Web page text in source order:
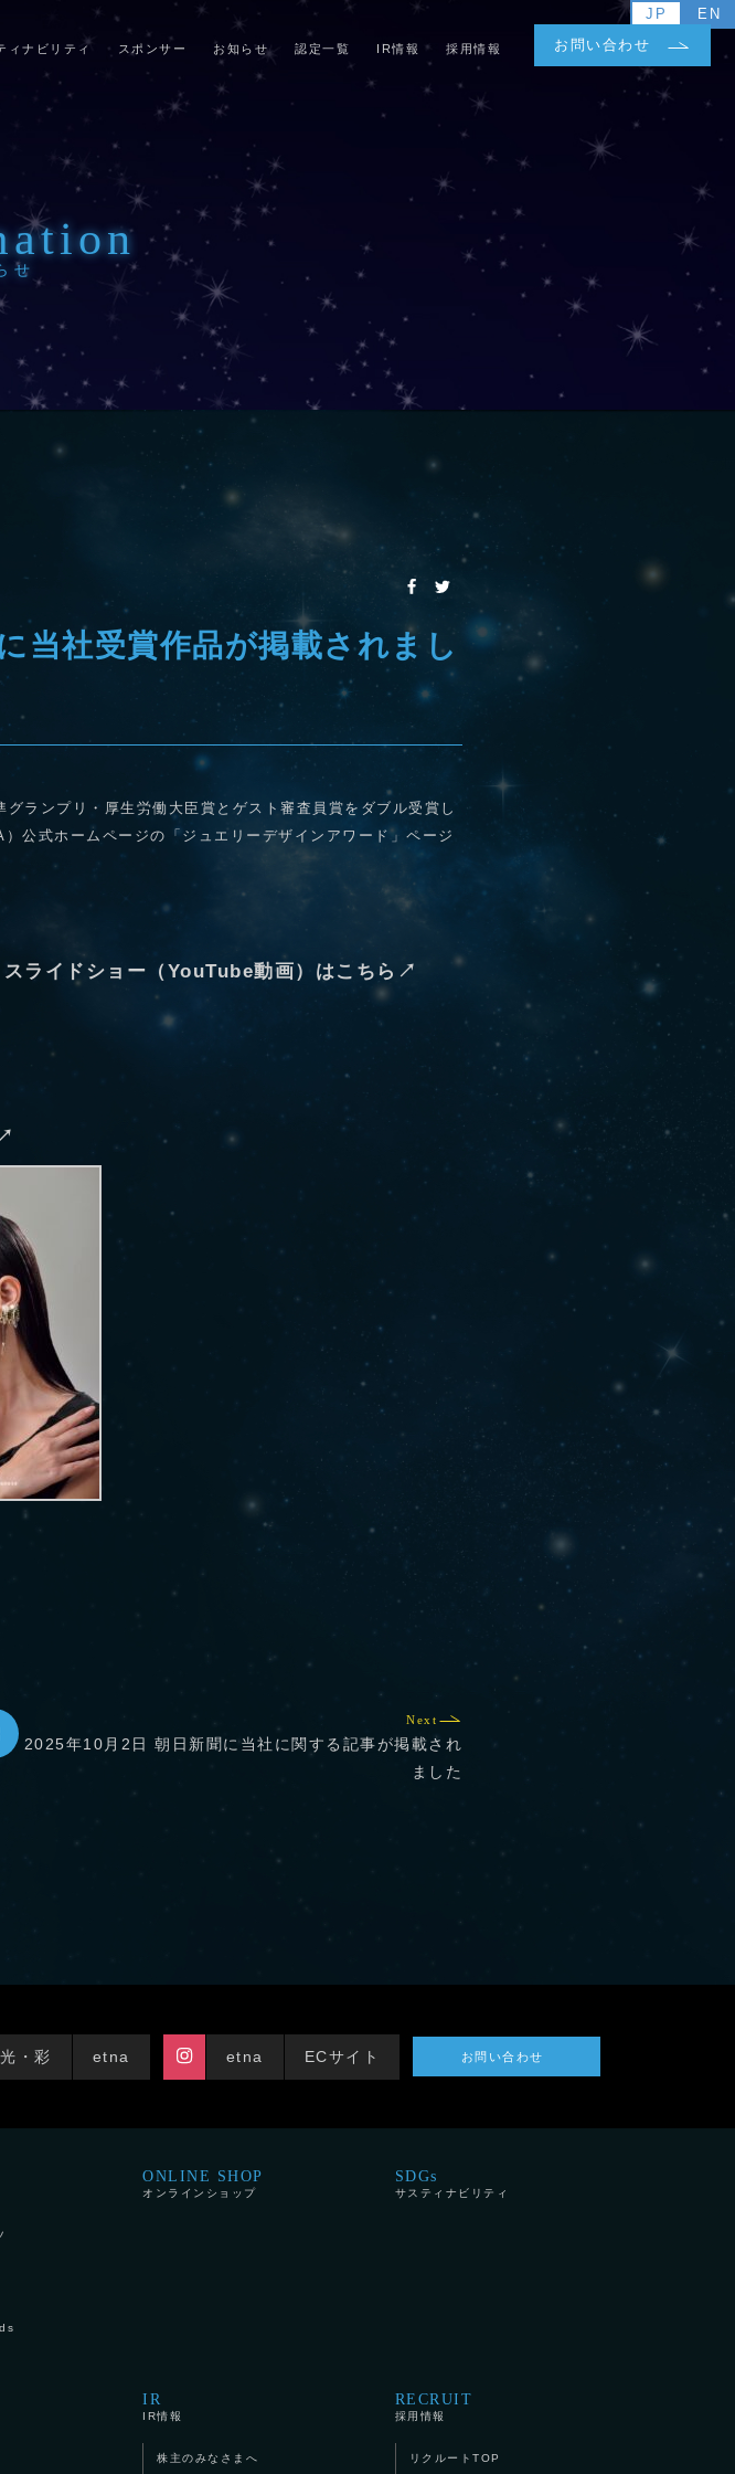
JP EN
ィナビリティ スポンサー お知らせ 認定一覧 IR情報 採用情報 お問い合わせ
せ
当社受賞作品が掲載されまし
ランプリ・厚生労働大臣賞とゲスト審査員賞をダブル受賞し
公式ホームページの「ジュエリーデザインアワード」ページ
ライドショー（YouTube動画）はこちら↗
Next
2025年10月2日 朝日新聞に当社に関する記事が掲載され
ました
光・彩 etna etna ECサイト お問い合わせ
ONLINE SHOP
オンラインショップ
SDGs
サスティナビリティ
IR
IR情報
株主のみなさまへ
RECRUIT
採用情報
リクルートTOP